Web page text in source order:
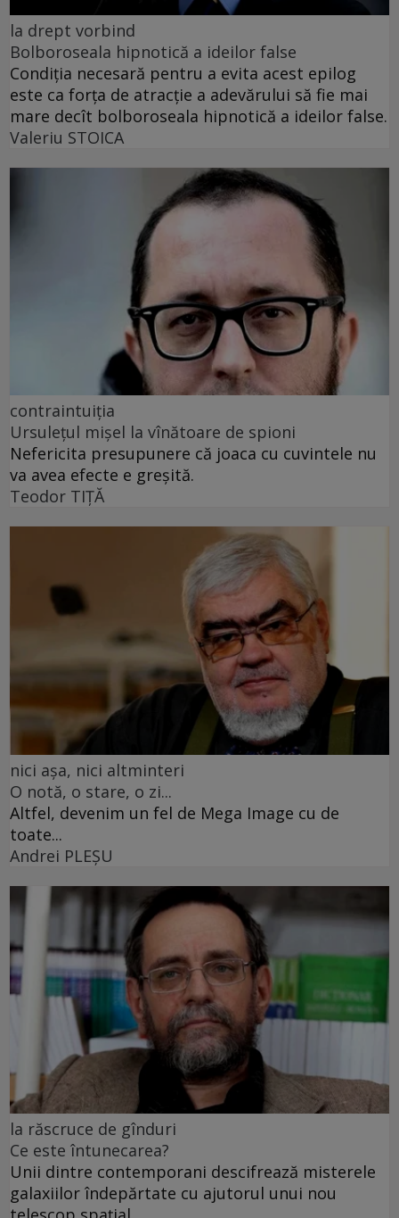
la drept vorbind
Bolboroseala hipnotică a ideilor false
Condiția necesară pentru a evita acest epilog
este ca forța de atracție a adevărului să fie mai
mare decît bolboroseala hipnotică a ideilor false.
Valeriu STOICA
contraintuiția
Ursulețul mișel la vînătoare de spioni
Nefericita presupunere că joaca cu cuvintele nu
va avea efecte e greșită.
Teodor TIŢĂ
nici așa, nici altminteri
O notă, o stare, o zi...
Altfel, devenim un fel de Mega Image cu de
toate...
Andrei PLEŞU
la răscruce de gînduri
Ce este întunecarea?
Unii dintre contemporani descifrează misterele
galaxiilor îndepărtate cu ajutorul unui nou